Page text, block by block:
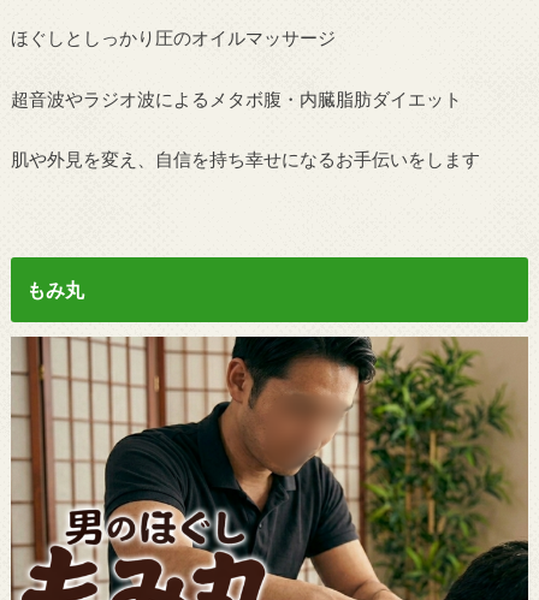
ほぐしとしっかり圧のオイルマッサージ
超音波やラジオ波によるメタボ腹・内臓脂肪ダイエット
肌や外見を変え、自信を持ち幸せになるお手伝いをします
もみ丸